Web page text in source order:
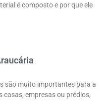
é composto e por que ele
são muito importantes para a
casas, empresas ou prédios,